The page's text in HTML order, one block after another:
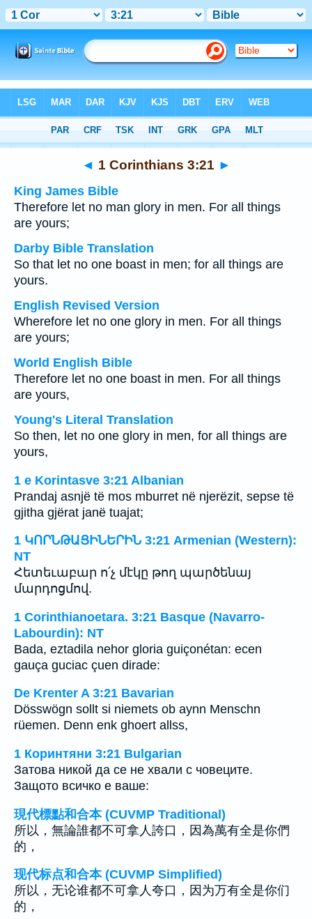
> 1 Corinthians 3:21
◄ 1 Corinthians 3:21 ►
King James Bible
Therefore let no man glory in men. For all things
are yours;
Darby Bible Translation
So that let no one boast in men; for all things are
yours.
English Revised Version
Wherefore let no one glory in men. For all things
are yours;
World English Bible
Therefore let no one boast in men. For all things
are yours,
Young's Literal Translation
So then, let no one glory in men, for all things are
yours,
1 e Korintasve 3:21 Albanian
Prandaj asnjë të mos mburret në njerëzit, sepse të
gjitha gjërat janë tuajat;
1 ԿՈՐՆԹԱՑԻՆԵՐԻՆ 3:21 Armenian (Western):
NT
Հետեւաբար ո՛չ մէկը թող պարծենայ
մարդոցմով.
1 Corinthianoetara. 3:21 Basque (Navarro-
Labourdin): NT
Bada, eztadila nehor gloria guiçonétan: ecen
gauça guciac çuen dirade:
De Krenter A 3:21 Bavarian
Dösswögn sollt si niemets ob aynn Menschn
rüemen. Denn enk ghoert allss,
1 Коринтяни 3:21 Bulgarian
Затова никой да се не хвали с човеците.
Защото всичко е ваше:
現代標點和合本 (CUVMP Traditional)
所以，無論誰都不可拿人誇口，因為萬有全是你們
的，
现代标点和合本 (CUVMP Simplified)
所以，无论谁都不可拿人夸口，因为万有全是你们
的，